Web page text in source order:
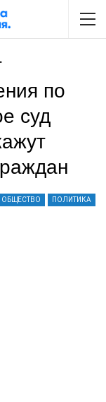
по
суд
ОБЩЕСТВО ПОЛИТИКА